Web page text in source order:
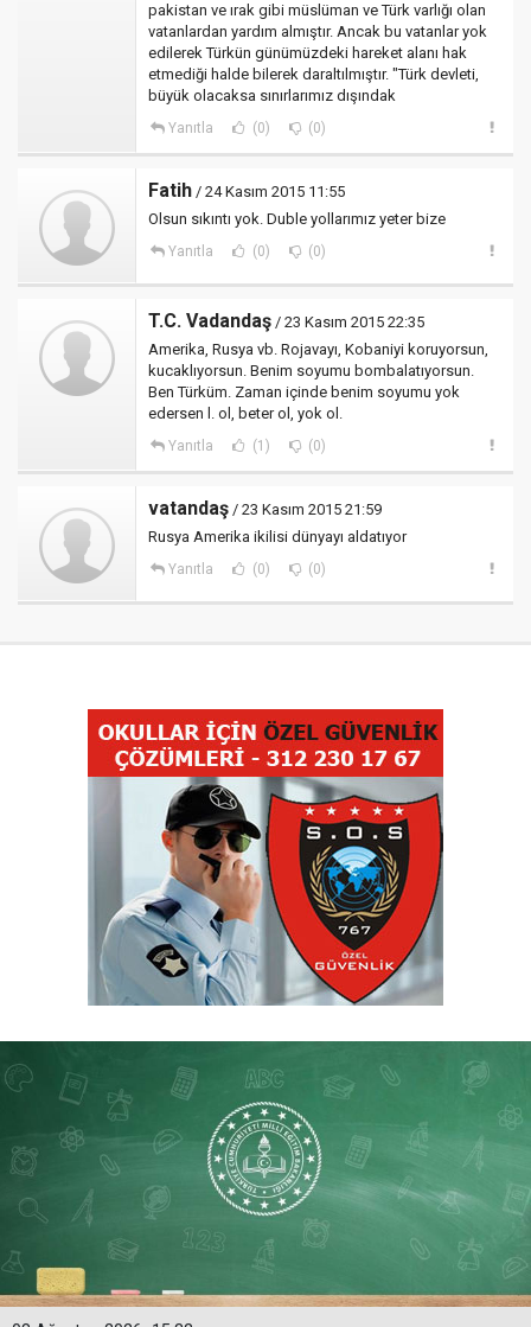
pakistan ve ırak gibi müslüman ve Türk varlığı olan
vatanlardan yardım almıştır. Ancak bu vatanlar yok
edilerek Türkün günümüzdeki hareket alanı hak
etmediği halde bilerek daraltılmıştır. "Türk devleti,
büyük olacaksa sınırlarımız dışındak
Yanıtla (0) (0)
Fatih / 24 Kasım 2015 11:55
Olsun sıkıntı yok. Duble yollarımız yeter bize
Yanıtla (0) (0)
T.C. Vadandaş / 23 Kasım 2015 22:35
Amerika, Rusya vb. Rojavayı, Kobaniyi koruyorsun,
kucaklıyorsun. Benim soyumu bombalatıyorsun.
Ben Türküm. Zaman içinde benim soyumu yok
edersen l. ol, beter ol, yok ol.
Yanıtla (1) (0)
vatandaş / 23 Kasım 2015 21:59
Rusya Amerika ikilisi dünyayı aldatıyor
Yanıtla (0) (0)